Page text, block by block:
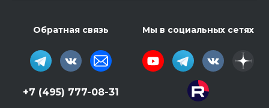
Обратная связь
+7 (495) 777-08-31
Мы в социальных сетях